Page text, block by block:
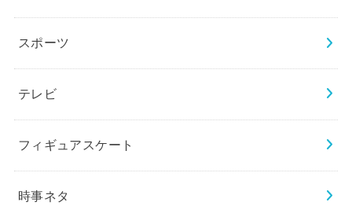
スポーツ
テレビ
フィギュアスケート
時事ネタ